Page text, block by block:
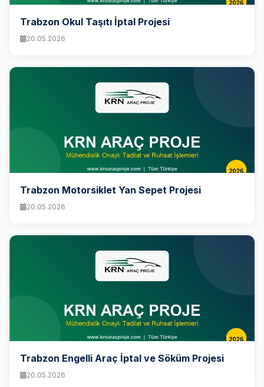
Trabzon Okul Taşıtı İptal Projesi
20.05.2026
Trabzon Motorsiklet Yan Sepet Projesi
20.05.2026
Trabzon Engelli Araç İptal ve Söküm Projesi
20.05.2026